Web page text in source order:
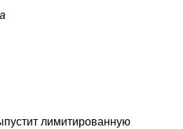
лимитированную